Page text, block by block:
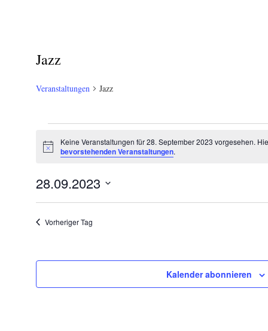
Jazz
Veranstaltungen Jazz
für
28.
September
2023
Hinweis
Keine Veranstaltungen für 28. September 2023 vorgesehen.
bevorstehenden Veranstaltungen.
28.09.2023
Vorheriger Tag
Kalender abonnieren